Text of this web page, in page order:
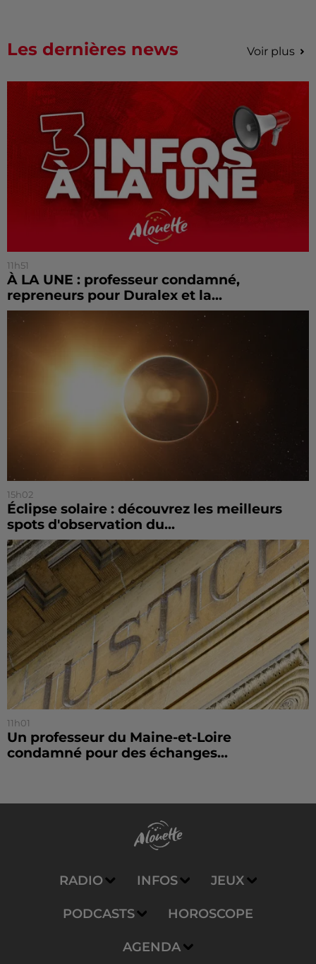
Les dernières news Voir plus
11h51
À LA UNE : professeur condamné,
repreneurs pour Duralex et la...
15h02
Éclipse solaire : découvrez les meilleurs
spots d'observation du...
11h01
Un professeur du Maine-et-Loire
condamné pour des échanges...
RADIO INFOS JEUX
PODCASTS HOROSCOPE
AGENDA